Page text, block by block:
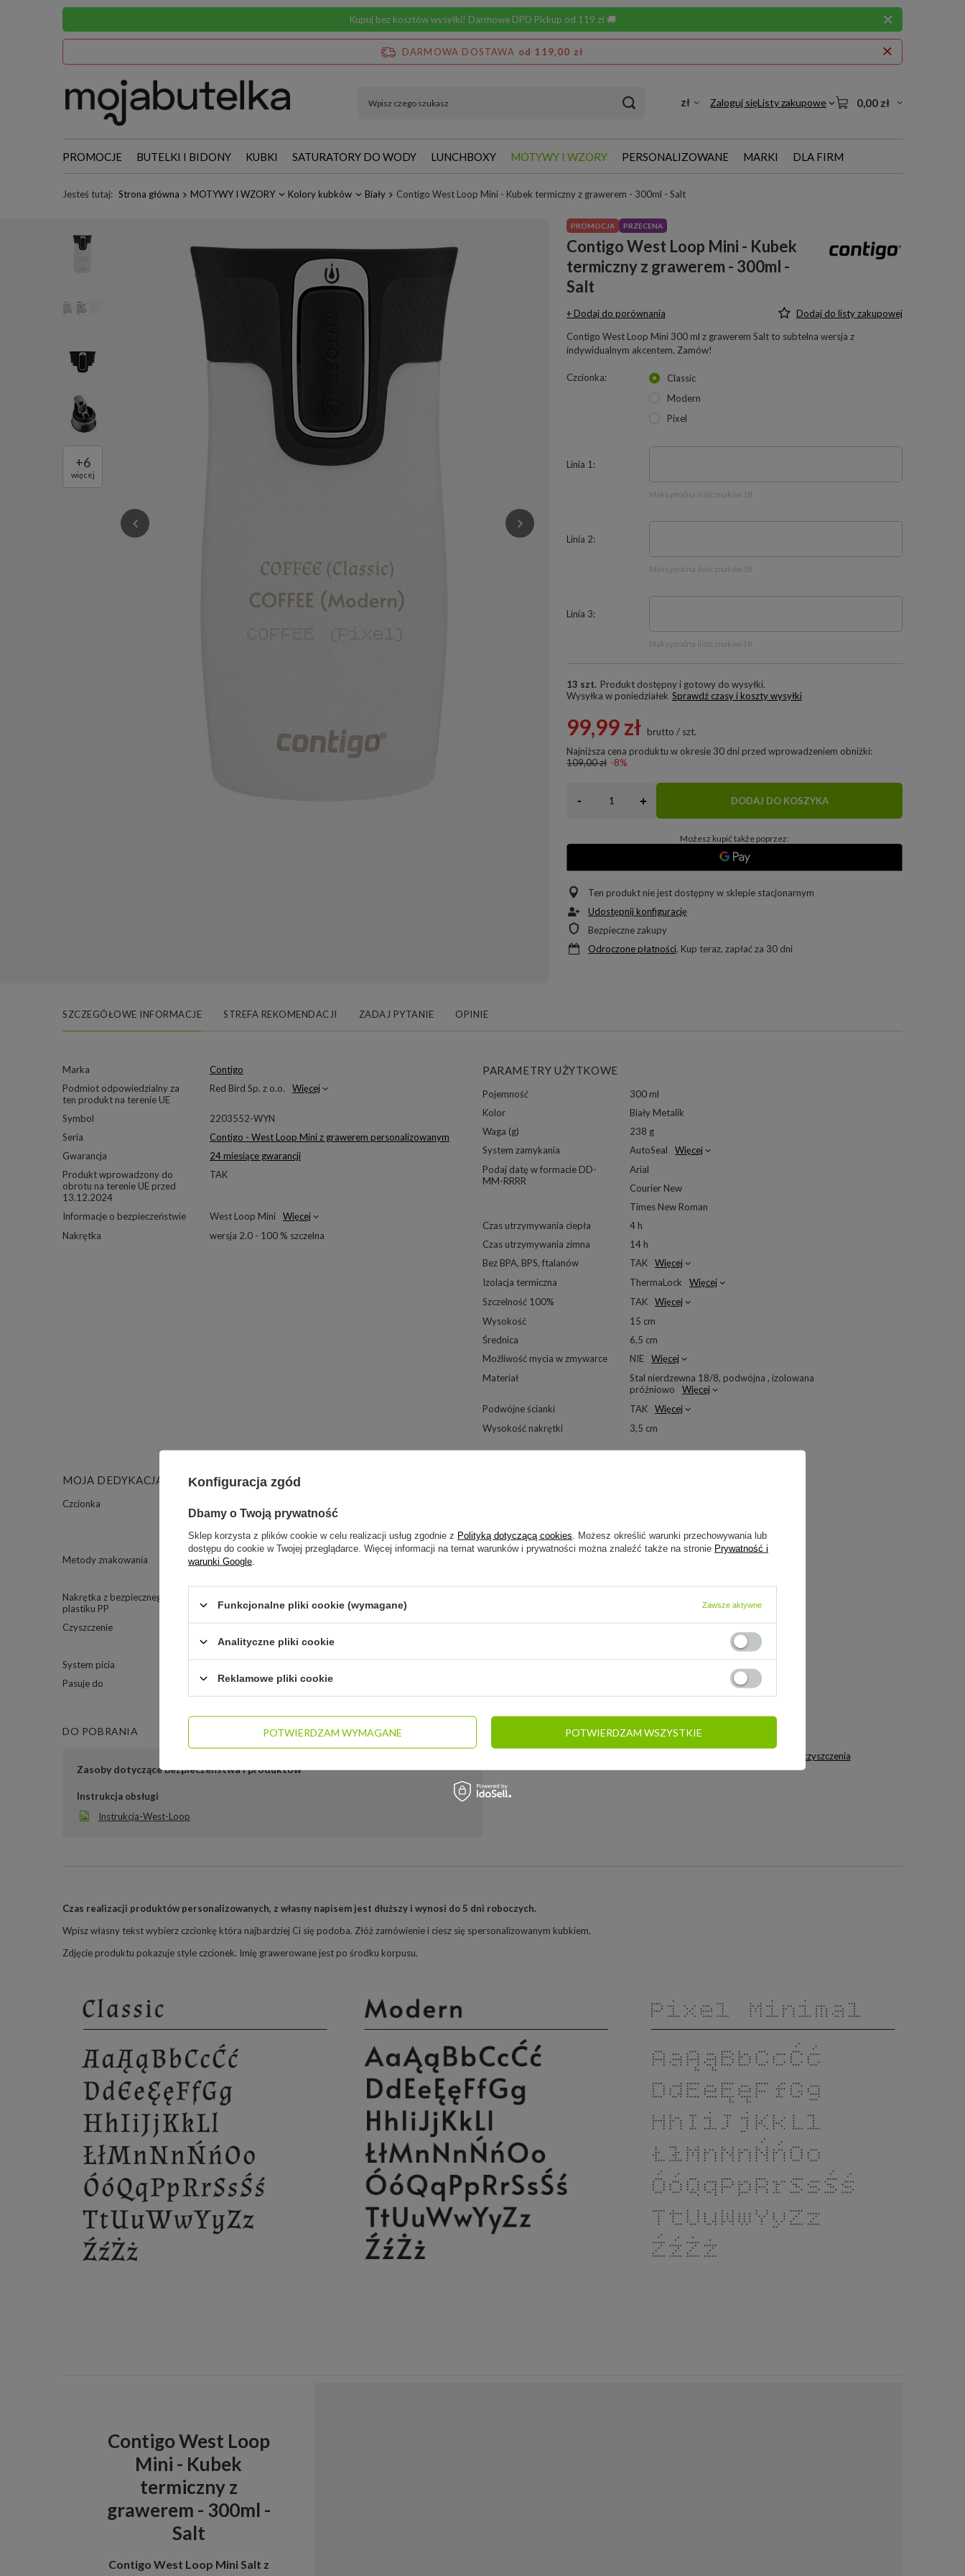
Kupuj bez kosztów wysyłki! Darmowe DPD Pickup od 119 zł 🚚
DARMOWA DOSTAWA od 119,00 zł
zł Zaloguj sięListy zakupowe 0,00 zł
PROMOCJE BUTELKI I BIDONY KUBKI SATURATORY DO WODY LUNCHBOXY MOTYWY I WZORY PERSONALIZOWANE MARKI DLA FIRM
Jesteś tutaj: Strona główna MOTYWY I WZORY Kolory kubków Biały Contigo West Loop Mini - Kubek termiczny z grawerem - 300ml - Salt
+6
więcej
PROMOCJA PRZECENA
Contigo West Loop Mini - Kubek
termiczny z grawerem - 300ml -
Salt
+ Dodaj do porównania
Dodaj do listy zakupowej
Contigo West Loop Mini 300 ml z grawerem Salt to subtelna wersja z
indywidualnym akcentem. Zamów!
Czcionka
Classic
Modern
Pixel
Linia 1
Maksymalna ilość znaków 18
Linia 2
Maksymalna ilość znaków 18
Linia 3
Maksymalna ilość znaków 18
13 szt. Produkt dostępny i gotowy do wysyłki
Wysyłka w poniedziałek Sprawdź czasy i koszty wysyłki
99,99 zł brutto / szt.
Najniższa cena produktu w okresie 30 dni przed wprowadzeniem obniżki:
109,00 zł -8%
- + DODAJ DO KOSZYKA
Możesz kupić także poprzez:
Ten produkt nie jest dostępny w sklepie stacjonarnym
Udostępnij konfigurację
Bezpieczne zakupy
Odroczone płatności. Kup teraz, zapłać za 30 dni
SZCZEGÓŁOWE INFORMACJE STREFA REKOMENDACJI ZADAJ PYTANIE OPINIE
DO POBRANIA
Zasoby dotyczące bezpieczeństwa i produktów
Instrukcja obsługi
Instrukcja-West-Loop
AutoSeal - instrukcja czyszczenia
Marka
Contigo
Podmiot odpowiedzialny za
ten produkt na terenie UE
Red Bird Sp. z o.o. Więcej
Symbol
2203552-WYN
Seria
Contigo - West Loop Mini z grawerem personalizowanym
Gwarancja
24 miesiące gwarancji
Produkt wprowadzony do
obrotu na terenie UE przed
13.12.2024
TAK
Informacje o bezpieczeństwie West Loop Mini
Więcej
Nakrętka
wersja 2.0 - 100 % szczelna
PARAMETRY UŻYTKOWE
Pojemność
300 ml
Kolor
Biały Metalik
Waga (g)
238 g
System zamykania
AutoSeal
Więcej
Podaj datę w formacie DD-
MM-RRRR
Arial
Courier New
Times New Roman
Czas utrzymywania ciepła
4 h
Czas utrzymywania zimna
14 h
Bez BPA, BPS, ftalanów
TAK
Więcej
Izolacja termiczna
ThermaLock
Więcej
Szczelność 100%
TAK
Więcej
Wysokość
15 cm
Średnica
6,5 cm
Możliwość mycia w zmywarce
NIE
Więcej
Materiał
Stal nierdzewna 18/8, podwójna , izolowana
próżniowo
Więcej
Podwójne ścianki
TAK
Więcej
Wysokość nakrętki
3,5 cm
MOJA DEDYKACJA
Czcionka
Modern
Pixel
Metody znakowania
Grawer
Nakrętka z bezpiecznego
plastiku PP
Czyszczenie
Mycie ręczne
System picia
Pasuje do
Uchwytu samochodowego (standard)
Czas realizacji produktów personalizowanych, z własny napisem jest dłuższy i wynosi do 5 dni roboczych.
Wpisz własny tekst wybierz czcionkę która najbardziej Ci się podoba. Złóż zamówienie i ciesz się spersonalizowanym kubkiem.
Zdjęcie produktu pokazuje style czcionek. Imię grawerowane jest po środku korpusu.
Contigo West Loop
Mini - Kubek
termiczny z
grawerem - 300ml -
Salt
Contigo West Loop Mini Salt z
Konfiguracja zgód
Dbamy o Twoją prywatność
Sklep korzysta z plików cookie w celu realizacji usług zgodnie z Polityką dotyczącą cookies . Możesz określić warunki przechowywania lub
dostępu do cookie w Twojej przeglądarce. Więcej informacji na temat warunków i prywatności można znaleźć także na stronie Prywatność i
warunki Google
Funkcjonalne pliki cookie (wymagane) Zawsze aktywne
Analityczne pliki cookie
Reklamowe pliki cookie
POTWIERDZAM WYMAGANE POTWIERDZAM WSZYSTKIE